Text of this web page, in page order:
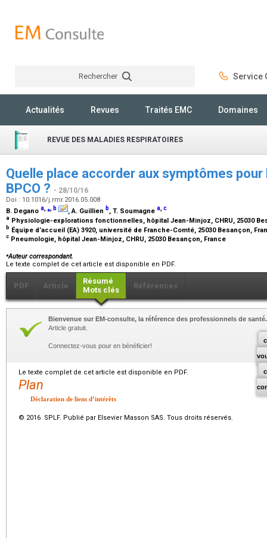
Rechercher Service
Actualités Revues Traités EMC Domaines
REVUE DES MALADIES RESPIRATOIRES
Quelle place accorder aux symptômes
BPCO ? - 28/10/16
Doi : 10.1016/j.rmr.2016.05.008
B. Degano a,⁎, b , A. Guillien b, T. Soumagne a,c
a Physiologie-explorations fonctionnelles, hôpital Jean-Minjoz, CHRU, 25030
b Équipe d’accueil (EA) 3920, université de Franche-Comté, 25030 Besançon,
c Pneumologie, hôpital Jean-Minjoz, CHRU, 25030 Besançon, France
⁎Auteur correspondant.
Le texte complet de cet article est disponible en PDF.
PDF Article
Résumé
Mots clés
Références
Bienvenue sur EM-consulte, la référence des professionnels de santé.
Article gratuit.
Connectez-vous pour en bénéficier!
Le texte complet de cet article est disponible en PDF.
Plan
Déclaration de liens d’intérêts
© 2016 SPLF. Publié par Elsevier Masson SAS. Tous droits réservés.